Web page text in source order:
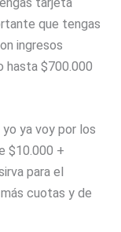
que tengas
ingresos
hasta $700.000
ya voy por los
$10.000 +
para el
cuotas y de